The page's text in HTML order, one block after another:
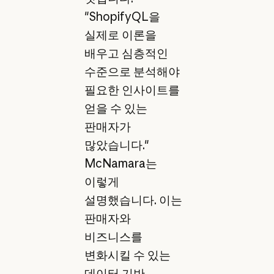
"ShopifyQL을
실제로 이론을
배우고 심층적인
수준으로 분석해야
필요한 인사이트를
얻을 수 있는
판매자가
많았습니다."
McNamara는
이렇게
설명했습니다. 이는
판매자와
비즈니스를
변화시킬 수 있는